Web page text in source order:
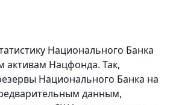
Национального Банка
активам Нацфонда. Так,
Национального Банка на
данным,